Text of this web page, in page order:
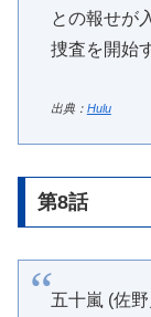
との報せが
捜査を開始
出典： Hulu
第8話
五十嵐 (佐